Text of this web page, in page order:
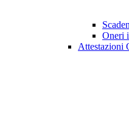
Oneri
Attestazioni